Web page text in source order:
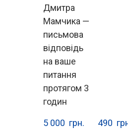
Дмитра
Мамчика —
письмова
відповідь
на ваше
питання
протягом 3
годин
5 000  грн. 490